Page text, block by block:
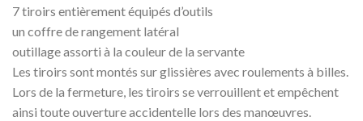
7 tiroirs entièrement équipés d’outils
un coffre de rangement latéral
outillage assorti à la couleur de la servante
Les tiroirs sont montés sur glissières avec roulements à billes.
Lors de la fermeture, les tiroirs se verrouillent et empêchent
ainsi toute ouverture accidentelle lors des manœuvres.